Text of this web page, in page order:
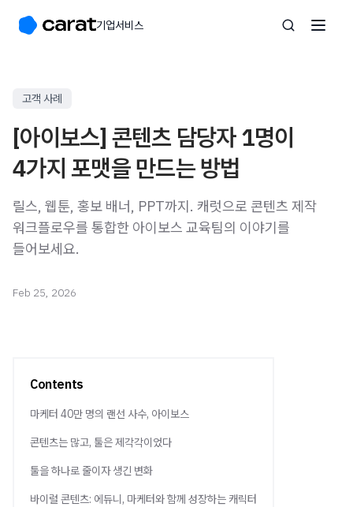
기업서비스
고객 사례
[아이보스] 콘텐츠 담당자 1명이
4가지 포맷을 만드는 방법
릴스, 웹툰, 홍보 배너, PPT까지. 캐럿으로 콘텐츠 제작
워크플로우를 통합한 아이보스 교육팀의 이야기를
들어보세요.
Feb 25, 2026
Contents
마케터 40만 명의 랜선 사수, 아이보스
콘텐츠는 많고, 툴은 제각각이었다
툴을 하나로 줄이자 생긴 변화
바이럴 콘텐츠: 에듀니, 마케터와 함께 성장하는 캐릭터